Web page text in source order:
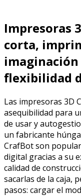
Impresoras
corta,
flexibilidad
Las impresoras 3D
asequibilidad para
de usar y
un fabricante
CrafBot son
digital gracias a su
calidad de
sacarlas de la caja,
pasos: cargar el